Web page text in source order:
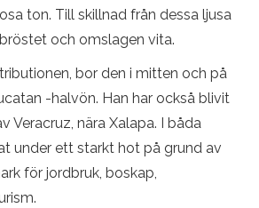
ton. Till skillnad från dessa ljusa
och omslagen vita.
bor den i mitten och på
-halvön. Han har också blivit
Veracruz, nära Xalapa. I båda
under ett starkt hot på grund av
för jordbruk, boskap,